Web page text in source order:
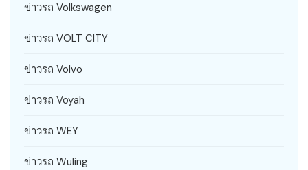
ข่าวรถ Volkswagen
ข่าวรถ VOLT CITY
ข่าวรถ Volvo
ข่าวรถ Voyah
ข่าวรถ WEY
ข่าวรถ Wuling